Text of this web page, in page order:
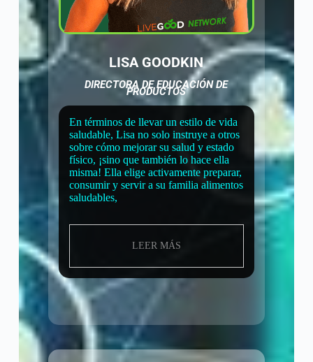
LISA GOODKIN
DIRECTORA DE EDUCACIÓN DE
PRODUCTOS
En términos de llevar un estilo de vida
saludable, Lisa no solo instruye a otros
sobre cómo mejorar su salud y estado
físico, ¡sino que también lo hace ella
misma! Ella elige activamente preparar,
consumir y servir a su familia alimentos
saludables,
LEER MÁS